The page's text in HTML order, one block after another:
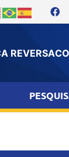
REVERSA